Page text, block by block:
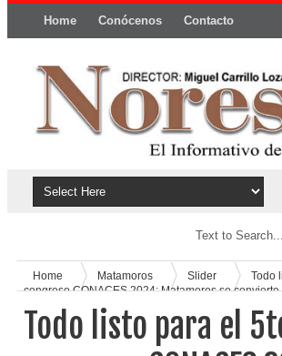
Home Conócenos Contacto
Home Matamoros Slider
Todo
congreso CONACES 2024; Matamoros se
Todo listo para el